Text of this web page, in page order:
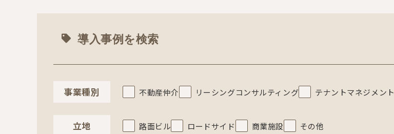
導入事例を検索
事業種別 不動産仲介 リーシングコンサルティング テナントマネジメント
立地 路面ビル ロードサイド 商業施設 その他